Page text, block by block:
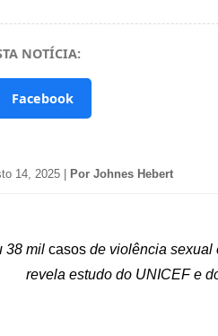
NOTÍCIA:
Facebook
14, 2025 | Por Johnes Hebert
38 mil casosde violência sexual
revela estudo do UNICEF e